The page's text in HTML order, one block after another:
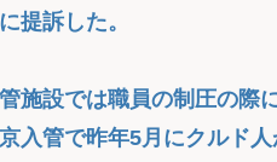
提訴した。
施設では職員の制圧の際
入管で昨年5月にクルド